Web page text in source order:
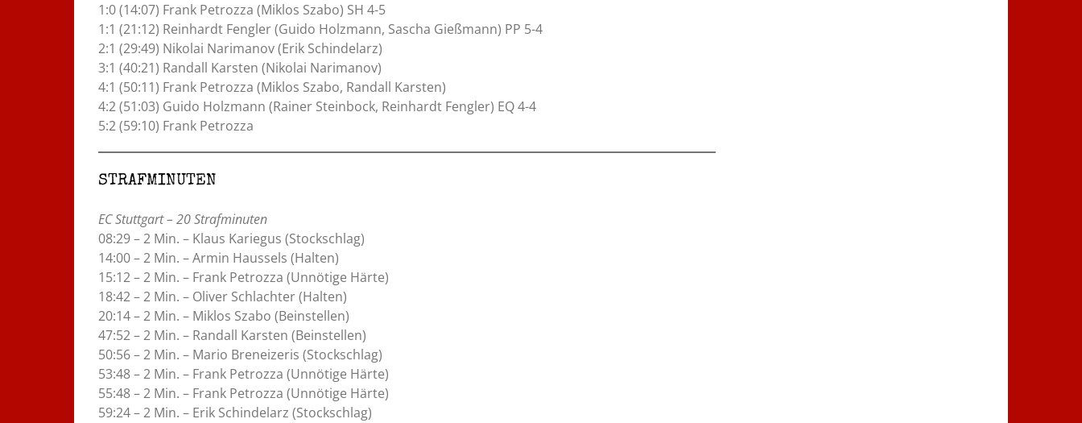
1:0 (14:07) Frank Petrozza (Miklos Szabo) SH 4-5
1:1 (21:12) Reinhardt Fengler (Guido Holzmann, Sascha Gießmann) PP 5-4
2:1 (29:49) Nikolai Narimanov (Erik Schindelarz)
3:1 (40:21) Randall Karsten (Nikolai Narimanov)
4:1 (50:11) Frank Petrozza (Miklos Szabo, Randall Karsten)
4:2 (51:03) Guido Holzmann (Rainer Steinbock, Reinhardt Fengler) EQ 4-4
5:2 (59:10) Frank Petrozza
STRAFMINUTEN
EC Stuttgart – 20 Strafminuten
08:29 – 2 Min. – Klaus Kariegus (Stockschlag)
14:00 – 2 Min. – Armin Haussels (Halten)
15:12 – 2 Min. – Frank Petrozza (Unnötige Härte)
18:42 – 2 Min. – Oliver Schlachter (Halten)
20:14 – 2 Min. – Miklos Szabo (Beinstellen)
47:52 – 2 Min. – Randall Karsten (Beinstellen)
50:56 – 2 Min. – Mario Breneizeris (Stockschlag)
53:48 – 2 Min. – Frank Petrozza (Unnötige Härte)
55:48 – 2 Min. – Frank Petrozza (Unnötige Härte)
59:24 – 2 Min. – Erik Schindelarz (Stockschlag)